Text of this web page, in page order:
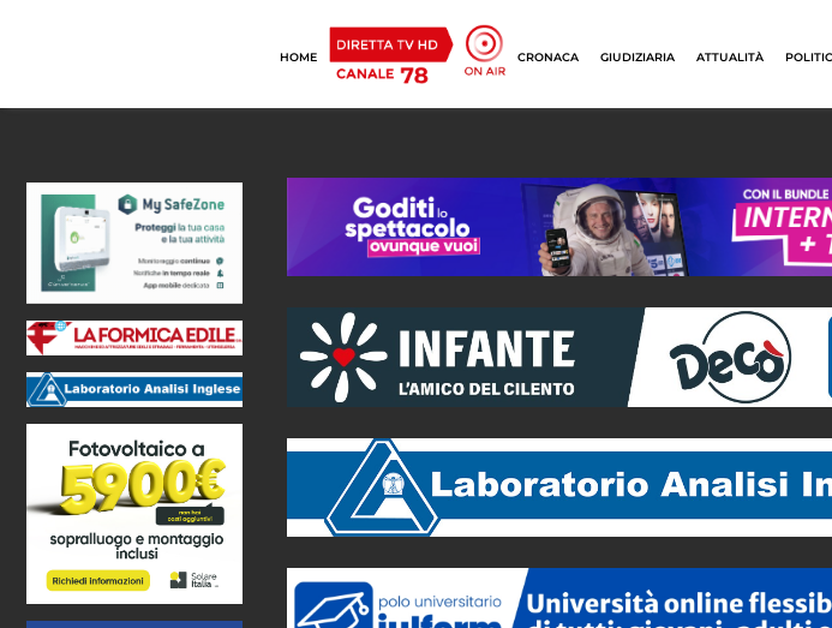
HOME CRONACA GIUDIZIARIA ATTUALITÀ